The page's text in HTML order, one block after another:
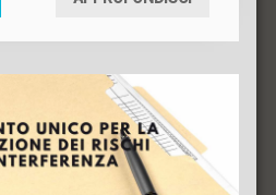
di lavoro. In
le imprese devono
valutazione dei
causare danni
la sicurezza
dovrà poi essere
– Documento di